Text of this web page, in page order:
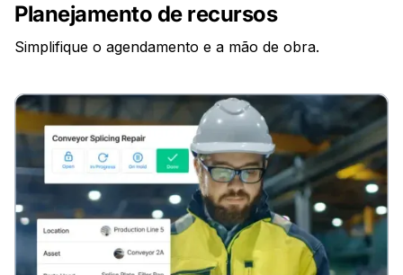
Planejamento de recursos
Simplifique o agendamento e a mão de obra.